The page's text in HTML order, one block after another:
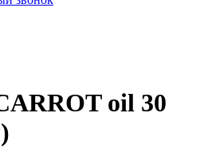
oil 30